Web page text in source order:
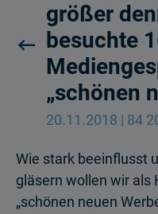
größer
besuchte
„schönen
20.11.2018 | 84
Wie stark beeinflusst
gläsern wollen wir als
„schönen neuen